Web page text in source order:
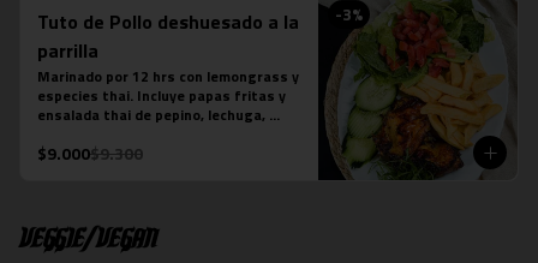
-3%
Tuto de Pollo deshuesado a la
parrilla
Marinado por 12 hrs con lemongrass y
especies thai. Incluye papas fritas y
ensalada thai de pepino, lechuga,
$9.000$9.300
Veggie/Vegan